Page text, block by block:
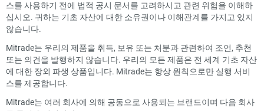
스를 사용하기 전에 법적 공시 문서를 고려하시고 관련 위험을 이해하
십시오. 귀하는 기초 자산에 대한 소유권이나 이해관계를 가지고 있지
않습니다.
Mitrade는 우리의 제품을 취득, 보유 또는 처분과 관련하여 조언, 추천
또는 의견을 발행하지 않습니다. 우리의 모든 제품은 전 세계 기초 자산
에 대한 장외 파생 상품입니다. Mitrade는 항상 원칙으로만 실행 서비
스를 제공합니다.
Mitrade는 여러 회사에 의해 공동으로 사용되는 브랜드이며 다음 회사